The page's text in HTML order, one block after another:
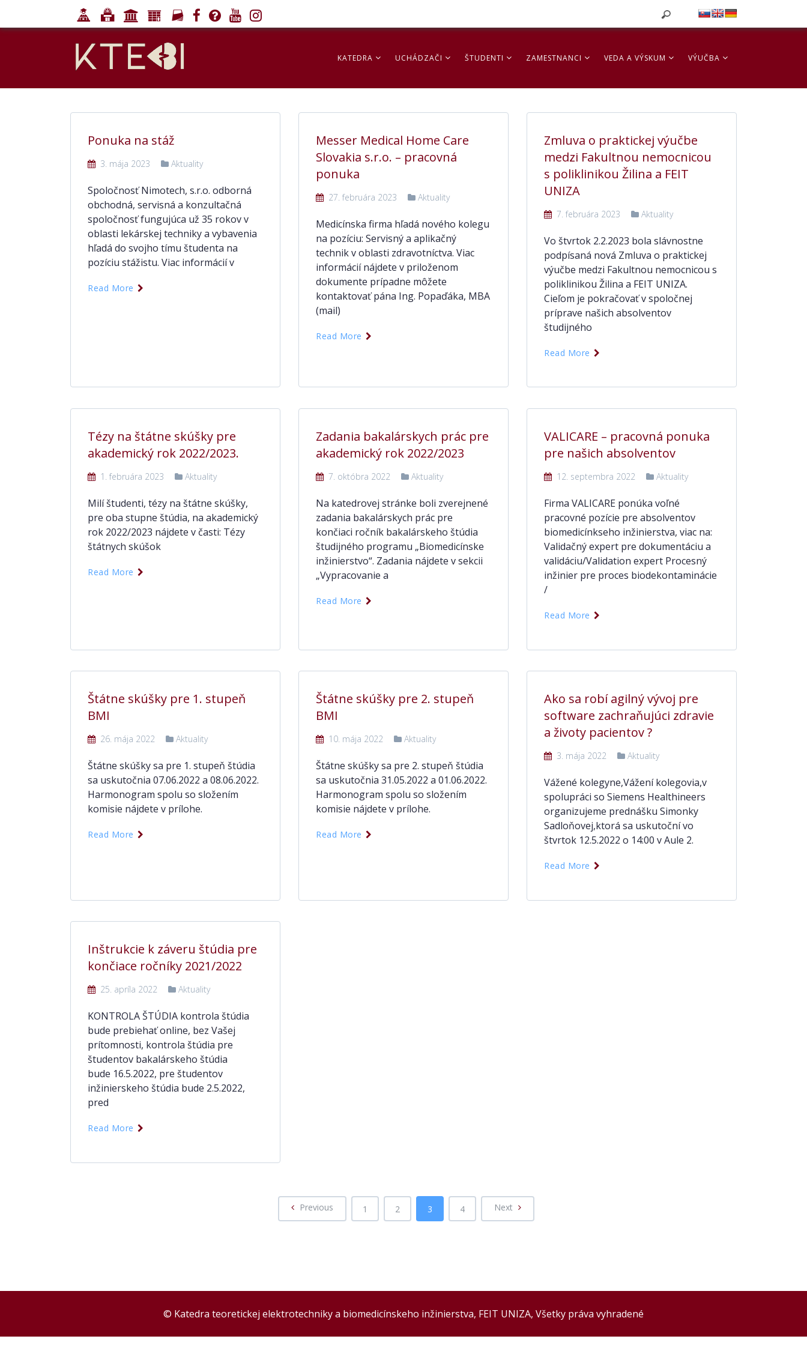
KATEDRA UCHÁDZAČI ŠTUDENTI ZAMESTNANCI VEDA A VÝSKUM VÝUČBA
Ponuka na stáž
3. mája 2023 Aktuality
Spoločnosť Nimotech, s.r.o. odborná
obchodná, servisná a konzultačná
spoločnosť fungujúca už 35 rokov v
oblasti lekárskej techniky a vybavenia
hľadá do svojho tímu študenta na
pozíciu stážistu. Viac informácií v
Read More
Messer Medical Home Care
Slovakia s.r.o. – pracovná
ponuka
27. februára 2023 Aktuality
Medicínska firma hľadá nového kolegu
na pozíciu: Servisný a aplikačný
technik v oblasti zdravotníctva. Viac
informácií nájdete v priloženom
dokumente prípadne môžete
kontaktovať pána Ing. Popaďáka, MBA
(mail)
Read More
Zmluva o praktickej výučbe
medzi Fakultnou nemocnicou
s poliklinikou Žilina a FEIT
UNIZA
7. februára 2023 Aktuality
Vo štvrtok 2.2.2023 bola slávnostne
podpísaná nová Zmluva o praktickej
výučbe medzi Fakultnou nemocnicou s
poliklinikou Žilina a FEIT UNIZA.
Cieľom je pokračovať v spoločnej
príprave našich absolventov
študijného
Read More
Tézy na štátne skúšky pre
akademický rok 2022/2023.
1. februára 2023 Aktuality
Milí študenti, tézy na štátne skúšky,
pre oba stupne štúdia, na akademický
rok 2022/2023 nájdete v časti: Tézy
štátnych skúšok
Read More
Zadania bakalárskych prác pre
akademický rok 2022/2023
7. októbra 2022 Aktuality
Na katedrovej stránke boli zverejnené
zadania bakalárskych prác pre
končiaci ročník bakalárskeho štúdia
študijného programu „Biomedicínske
inžinierstvo“. Zadania nájdete v sekcii
„Vypracovanie a
Read More
VALICARE – pracovná ponuka
pre našich absolventov
12. septembra 2022 Aktuality
Firma VALICARE ponúka voľné
pracovné pozície pre absolventov
biomedicínkseho inžinierstva, viac na:
Validačný expert pre dokumentáciu a
validáciu/Validation expert Procesný
inžinier pre proces biodekontaminácie
/
Read More
Štátne skúšky pre 1. stupeň
BMI
26. mája 2022 Aktuality
Štátne skúšky sa pre 1. stupeň štúdia
sa uskutočnia 07.06.2022 a 08.06.2022.
Harmonogram spolu so složením
komisie nájdete v prílohe.
Read More
Štátne skúšky pre 2. stupeň
BMI
10. mája 2022 Aktuality
Štátne skúšky sa pre 2. stupeň štúdia
sa uskutočnia 31.05.2022 a 01.06.2022.
Harmonogram spolu so složením
komisie nájdete v prílohe.
Read More
Ako sa robí agilný vývoj pre
software zachraňujúci zdravie
a životy pacientov ?
3. mája 2022 Aktuality
Vážené kolegyne,Vážení kolegovia,v
spolupráci so Siemens Healthineers
organizujeme prednášku Simonky
Sadloňovej,ktorá sa uskutoční vo
štvrtok 12.5.2022 o 14:00 v Aule 2.
Read More
Inštrukcie k záveru štúdia pre
končiace ročníky 2021/2022
25. apríla 2022 Aktuality
KONTROLA ŠTÚDIA kontrola štúdia
bude prebiehať online, bez Vašej
prítomnosti, kontrola štúdia pre
študentov bakalárskeho štúdia
bude 16.5.2022, pre študentov
inžinierskeho štúdia bude 2.5.2022,
pred
Read More
Previous 1 2 3 4 Next
© Katedra teoretickej elektrotechniky a biomedicínskeho inžinierstva, FEIT UNIZA, Všetky práva vyhradené